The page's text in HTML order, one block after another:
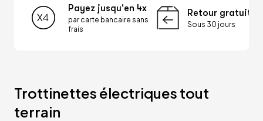
Payez jusqu'en 4x
par carte bancaire sans
frais
Retour gratuit
Sous 30 jours
Trottinettes électriques tout
terrain